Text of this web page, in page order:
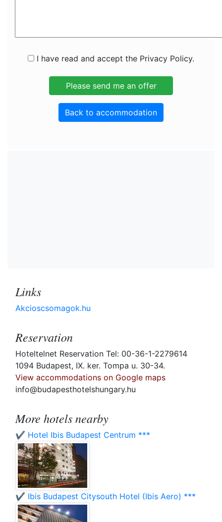
I have read and accept the Privacy Policy.
Back to accommodation
Links
Akcioscsomagok.hu
Reservation
Hoteltelnet Reservation Tel: 00-36-1-2279614
1094 Budapest, IX. ker. Tompa u. 30-34.
View accommodations on Google maps
info@budapesthotelshungary.hu
More hotels nearby
✔️ Hotel Ibis Budapest Centrum ***
✔️ Ibis Budapest Citysouth Hotel (Ibis Aero) ***